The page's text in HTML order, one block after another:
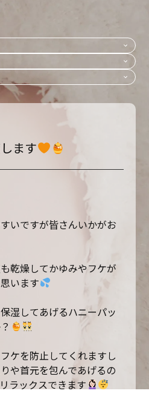
ます
いですが皆さんいかがお
乾燥してかゆみやフケが
います
湿してあげるハニーパッ
ケを防止してくれますし
や首元を包んであげるの
ラックスできます